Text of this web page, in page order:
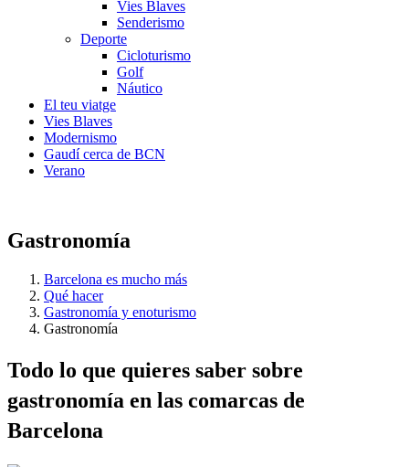
Vies Blaves
Senderismo
Deporte
Cicloturismo
Golf
Náutico
El teu viatge
Vies Blaves
Modernismo
Gaudí cerca de BCN
Verano
Gastronomía
Barcelona es mucho más
Qué hacer
Gastronomía y enoturismo
Gastronomía
Todo lo que quieres saber sobre
gastronomía en las comarcas de
Barcelona